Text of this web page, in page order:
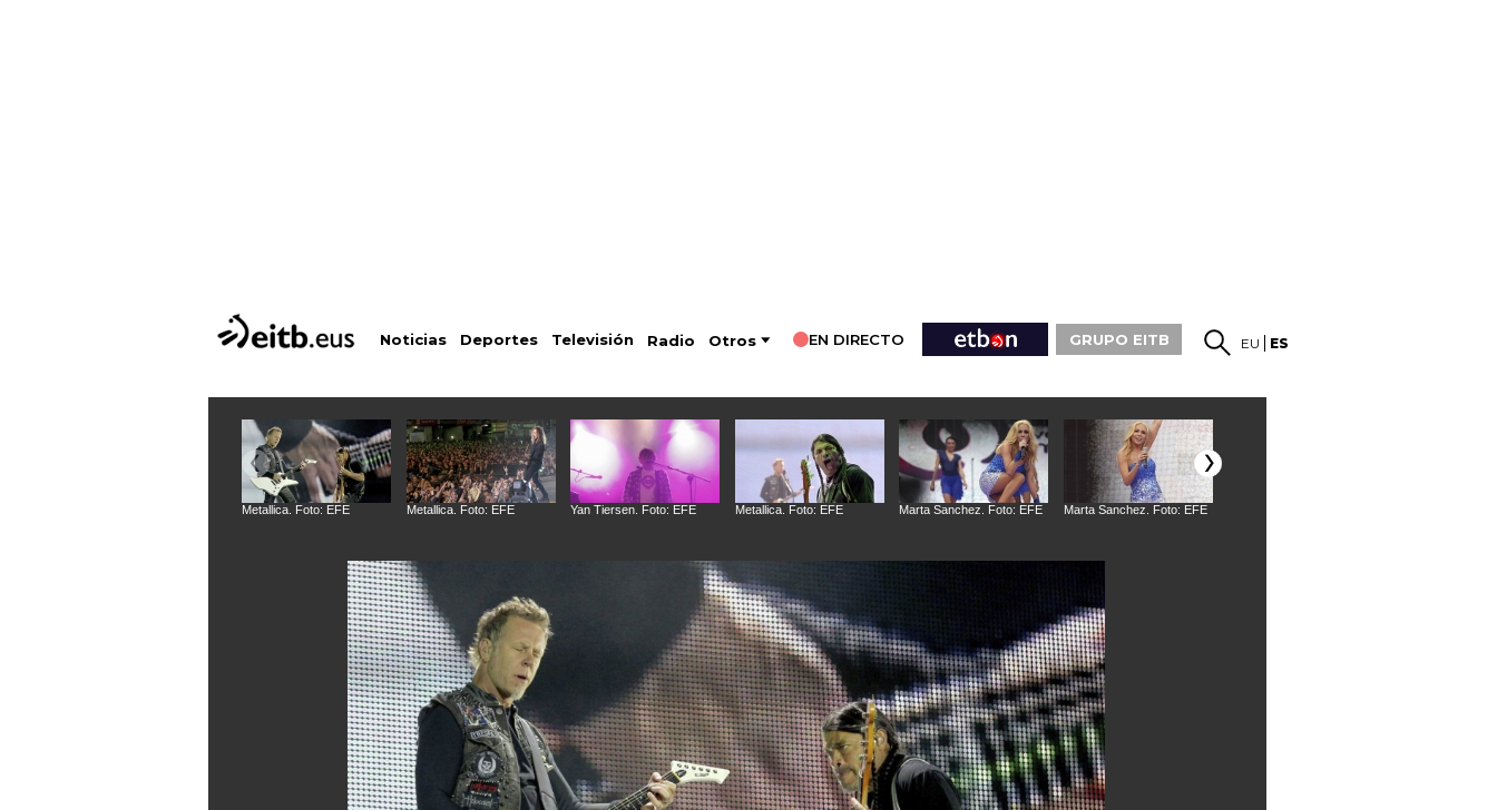
Noticias Deportes Televisión Radio Otros EN DIRECTO GRUPO EITB EU ES
Metallica. Foto: EFE Metallica. Foto: EFE Yan Tiersen. Foto: EFE Metallica. Foto: EFE Marta Sanchez. Foto: EFE Marta Sanchez. Foto: EFE